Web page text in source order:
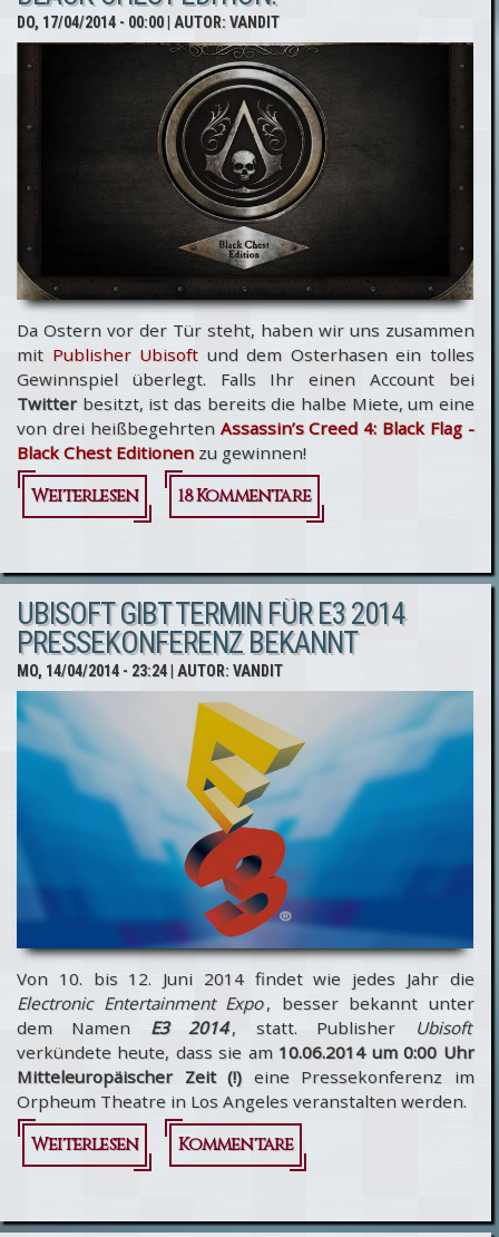
Creed
Complete
Edition
für PC
DO, 17/04/2014 - 00:00| AUTOR:VANDIT
Da Ostern vor der Tür steht, haben wir uns zusammen
mit Publisher Ubisoft und dem Osterhasen ein tolles
Gewinnspiel überlegt. Falls Ihr einen Account bei
Twitterbesitzt, ist das bereits die halbe Miete, um eine
von drei heißbegehrten Assassin’s Creed 4: Black Flag -
Black Chest Editionenzu gewinnen!
Weiterlesen
über
- Wir verlosen 3
Exemplare der
Assassin’s Creed 4
- Black Chest
Edition!
18 Kommentare
UBISOFT GIBT TERMIN FÜR E3 2014
PRESSEKONFERENZ BEKANNT
MO, 14/04/2014 - 23:24| AUTOR:VANDIT
Von 10. bis 12. Juni 2014 findet wie jedes Jahr die
Electronic Entertainment Expo, besser bekannt unter
dem Namen E3 2014, statt. Publisher
Ubisoft
verkündete heute, dass sie am 10.06.2014 um 0:00 Uhr
Mitteleuropäischer Zeit (!)eine Pressekonferenz im
Orpheum Theatre in Los Angeles veranstalten werden.
Weiterlesen
über Ubisoft
E3 2014
Kommentare